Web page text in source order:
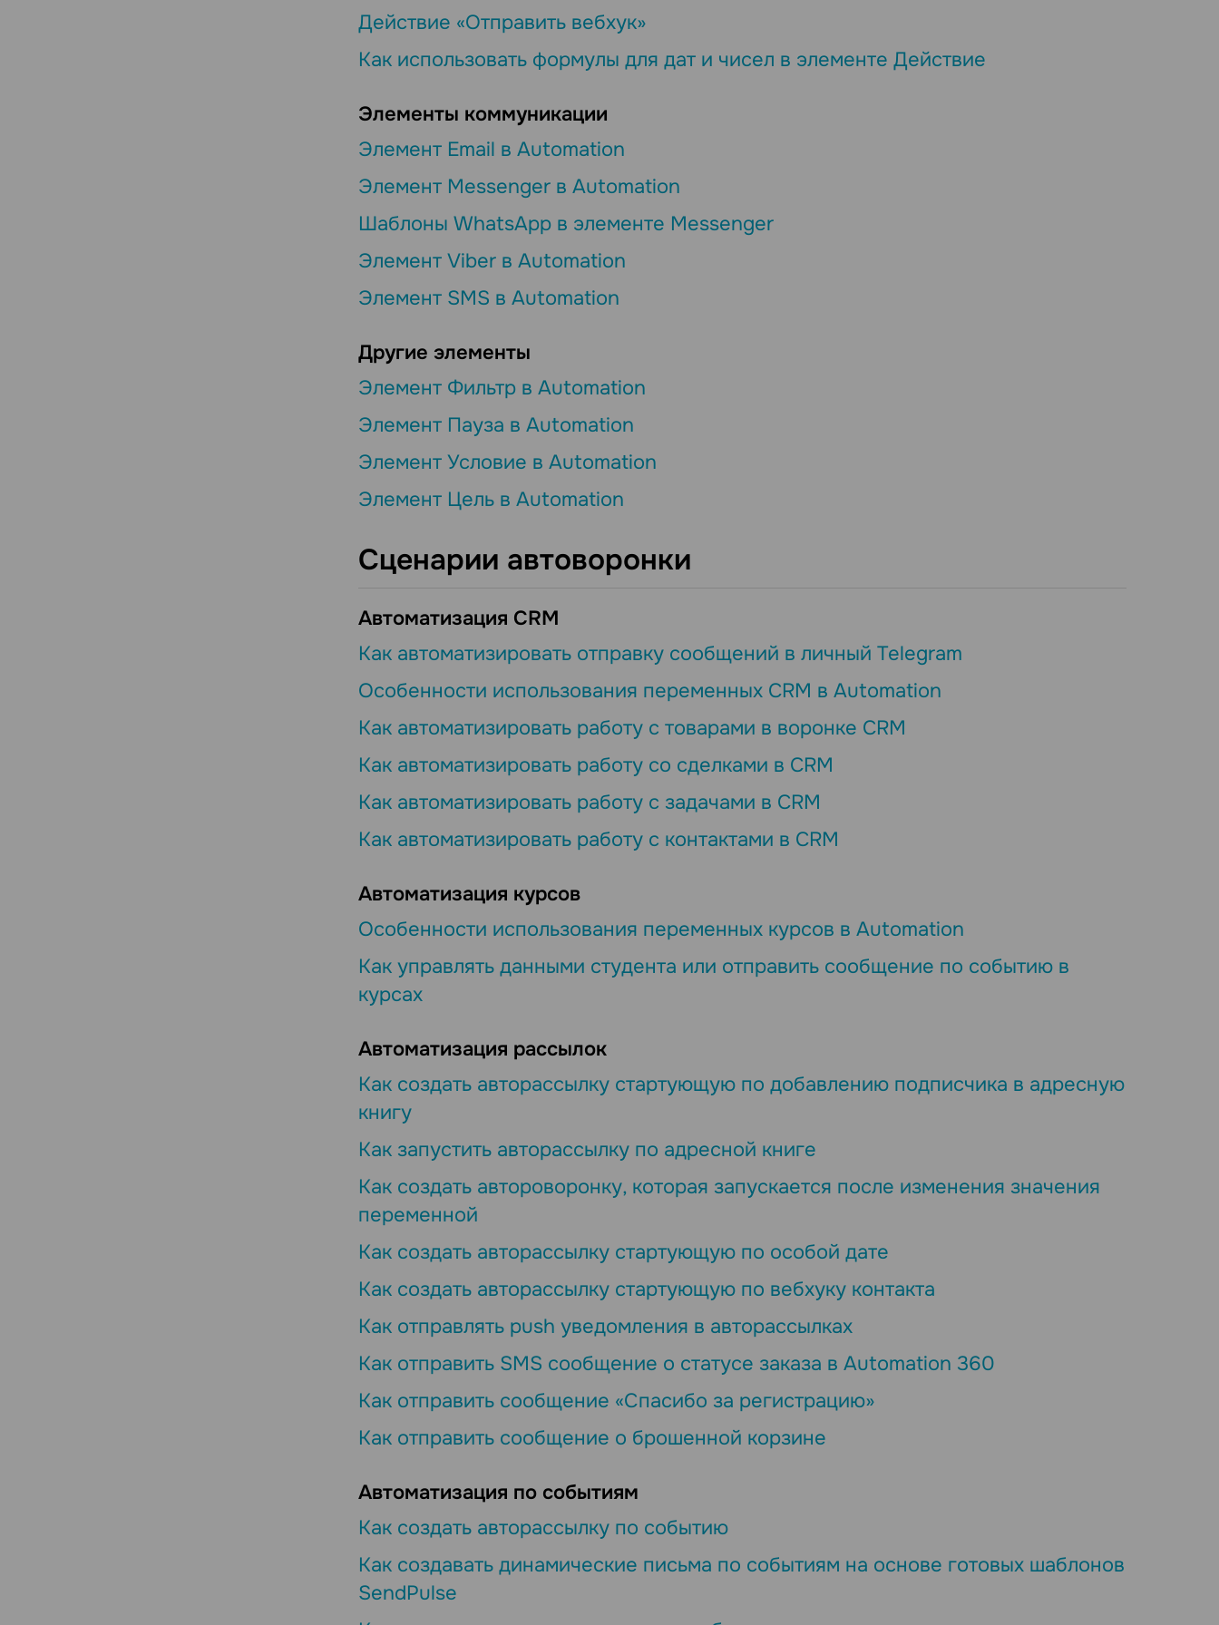
Действие «Отправить вебхук»
Как использовать формулы для дат и чисел в элементе Действие
Элементы коммуникации
Элемент Email в Automation
Элемент Messenger в Automation
Шаблоны WhatsApp в элементе Messenger
Элемент Viber в Automation
Элемент SMS в Automation
Другие элементы
Элемент Фильтр в Automation
Элемент Пауза в Automation
Элемент Условие в Automation
Элемент Цель в Automation
Сценарии автоворонки
Автоматизация CRM
Как автоматизировать отправку сообщений в личный Telegram
Особенности использования переменных CRM в Automation
Как автоматизировать работу с товарами в воронке CRM
Как автоматизировать работу со сделками в CRM
Как автоматизировать работу с задачами в CRM
Как автоматизировать работу с контактами в CRM
Автоматизация курсов
Особенности использования переменных курсов в Automation
Как управлять данными студента или отправить сообщение по событию в
курсах
Автоматизация рассылок
Как создать авторассылку стартующую по добавлению подписчика в адресную
книгу
Как запустить авторассылку по адресной книге
Как создать автороворонку, которая запускается после изменения значения
переменной
Как создать авторассылку стартующую по особой дате
Как создать авторассылку стартующую по вебхуку контакта
Как отправлять push уведомления в авторассылках
Как отправить SMS сообщение о статусе заказа в Automation 360
Как отправить сообщение «Спасибо за регистрацию»
Как отправить сообщение о брошенной корзине
Автоматизация по событиям
Как создать авторассылку по событию
Как создавать динамические письма по событиям на основе готовых шаблонов
SendPulse